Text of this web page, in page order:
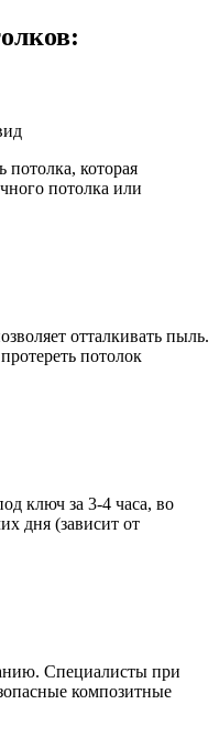
потолка, которая
потолка или
отталкивать пыль.
потолок
ключ за 3-4 часа, во
дня (зависит от
Специалисты при
композитные